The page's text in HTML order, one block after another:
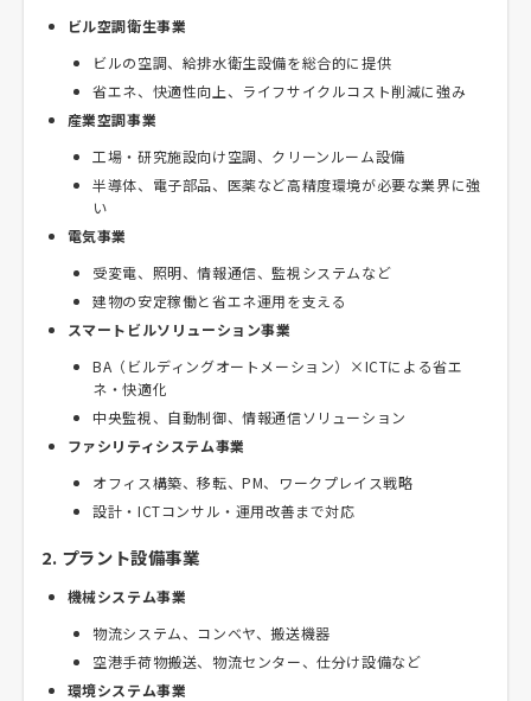
ビル空調衛生事業
ビルの空調、給排水衛生設備を総合的に提供
省エネ、快適性向上、ライフサイクルコスト削減に強み
産業空調事業
工場・研究施設向け空調、クリーンルーム設備
半導体、電子部品、医薬など高精度環境が必要な業界に強
い
電気事業
受変電、照明、情報通信、監視システムなど
建物の安定稼働と省エネ運用を支える
スマートビルソリューション事業
BA（ビルディングオートメーション）×ICTによる省エ
ネ・快適化
中央監視、自動制御、情報通信ソリューション
ファシリティシステム事業
オフィス構築、移転、PM、ワークプレイス戦略
設計・ICTコンサル・運用改善まで対応
2. プラント設備事業
機械システム事業
物流システム、コンベヤ、搬送機器
空港手荷物搬送、物流センター、仕分け設備など
環境システム事業